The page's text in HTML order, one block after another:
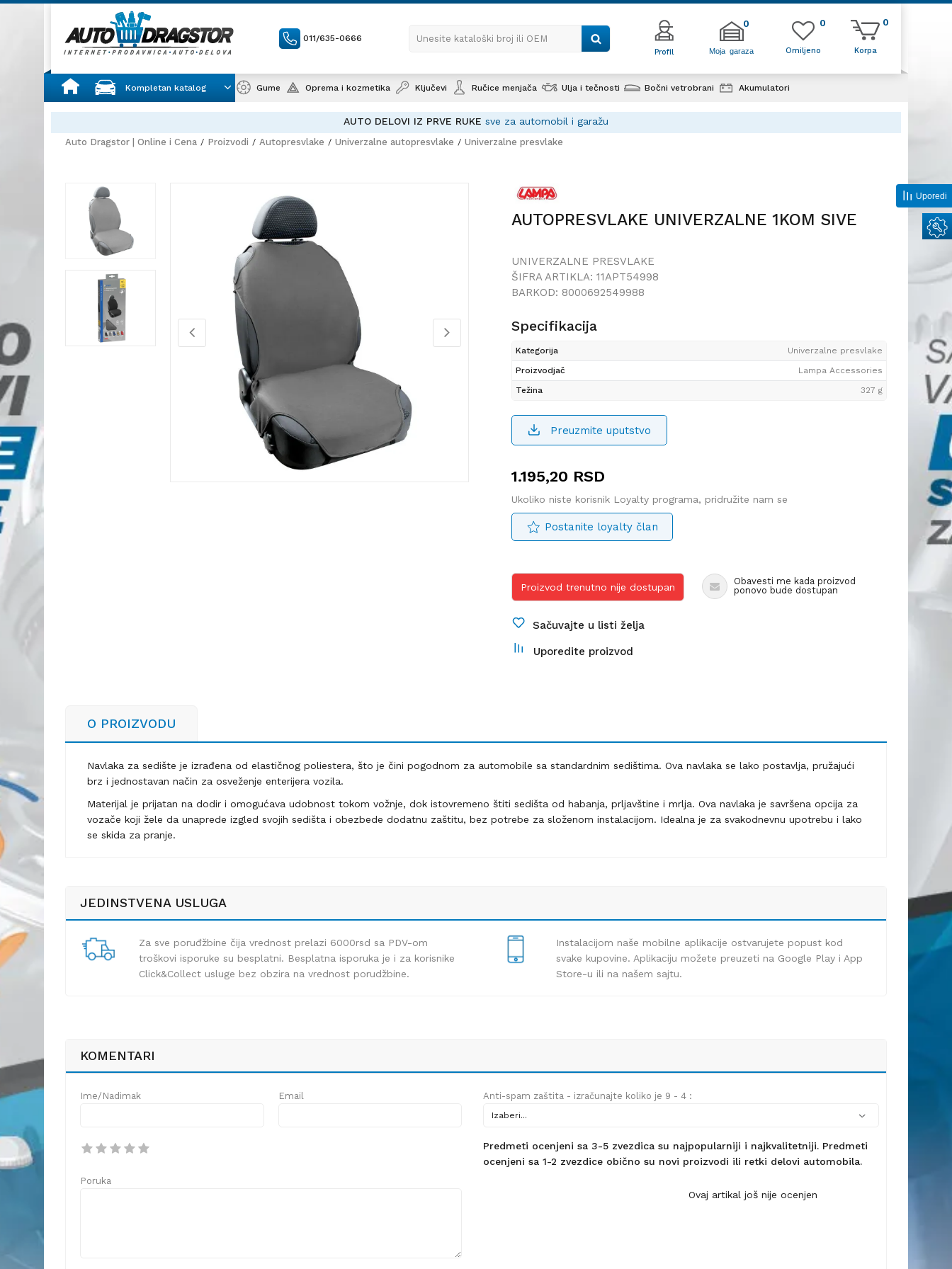
011/635-0666 Unesite kataloški broj ili OEM
Profil Moja garaza
0
Korpa
0
Omiljeno
0
Kompletan katalog Gume Oprema i kozmetika Ključevi Ručice menjača Ulja i tečnosti Bočni vetrobrani Akumulatori
AUTO DELOVI IZ PRVE RUKE sve za automobil i garažu
Auto Dragstor | Online i Cena Proizvodi Autopresvlake Univerzalne autopresvlake Univerzalne presvlake
AUTOPRESVLAKE UNIVERZALNE 1KOM SIVE
UNIVERZALNE PRESVLAKE
ŠIFRA ARTIKLA: 11APT54998
BARKOD: 8000692549988
Specifikacija
Kategorija
Univerzalne presvlake
Proizvodjač
Lampa Accessories
Težina
327 g
Preuzmite uputstvo
1.195,20 RSD
Ukoliko niste korisnik Loyalty programa, pridružite nam se
Postanite loyalty član
Proizvod trenutno nije dostupan
Obavesti me kada proizvod
ponovo bude dostupan
Sačuvajte u listi želja
Uporedite proizvod
O PROIZVODU
Navlaka za sedište je izrađena od elastičnog poliestera, što je čini pogodnom za automobile sa standardnim sedištima. Ova navlaka se lako postavlja, pružajući
brz i jednostavan način za osveženje enterijera vozila.
Materijal je prijatan na dodir i omogućava udobnost tokom vožnje, dok istovremeno štiti sedišta od habanja, prljavštine i mrlja. Ova navlaka je savršena opcija za
vozače koji žele da unaprede izgled svojih sedišta i obezbede dodatnu zaštitu, bez potrebe za složenom instalacijom. Idealna je za svakodnevnu upotrebu i lako
se skida za pranje.
JEDINSTVENA USLUGA
Za sve poruđžbine čija vrednost prelazi 6000rsd sa PDV-om
troškovi isporuke su besplatni. Besplatna isporuka je i za korisnike
Click&Collect usluge bez obzira na vrednost porudžbine.
Instalacijom naše mobilne aplikacije ostvarujete popust kod
svake kupovine. Aplikaciju možete preuzeti na Google Play i App
Store-u ili na našem sajtu.
KOMENTARI
Ime/Nadimak Email
Poruka
Anti-spam zaštita - izračunajte koliko je 9 - 4 :
Predmeti ocenjeni sa 3-5 zvezdica su najpopularniji i najkvalitetniji. Predmeti
ocenjeni sa 1-2 zvezdice obično su novi proizvodi ili retki delovi automobila.
Ovaj artikal još nije ocenjen
Uporedi